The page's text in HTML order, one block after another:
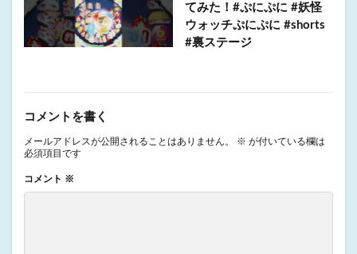
てみた！#ぷにぷに #妖怪
ウォッチぷにぷに #shorts
#裏ステージ
コメントを書く
メールアドレスが公開されることはありません。 ※ が付いている欄は
必須項目です
コメント ※